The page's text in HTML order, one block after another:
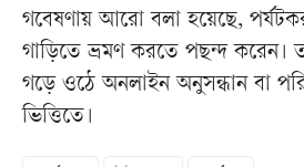
গবেষণায় আরো বলা হয়েছে,
গাড়িতে ভ্রমণ করতে পছন্দ করেন।
গড়ে ওঠে অনলাইন অনুসন্ধান বা
ভিত্তিতে।